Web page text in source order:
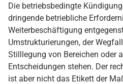
Die betriebsbedingte
dringende betriebliche
Weiterbeschäftigung
Umstrukturierungen, der
Stilllegung von Bereichen oder
Entscheidungen stehen. Der
ist aber nicht das Etikett der